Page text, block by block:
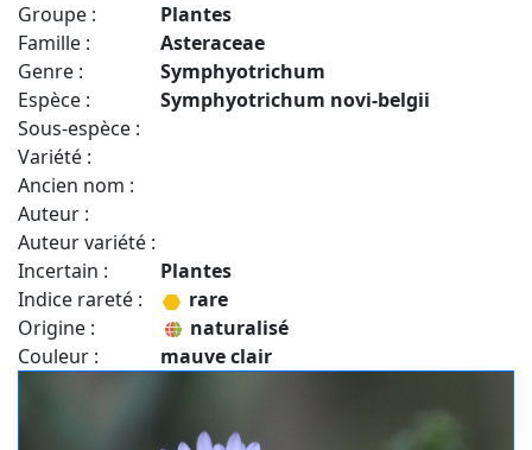
Groupe :
Plantes
Famille :
Asteraceae
Genre :
Symphyotrichum
Espèce :
Symphyotrichum novi-belgii
Sous-espèce :
Variété :
Ancien nom :
Auteur :
Auteur variété :
Incertain :
Plantes
Indice rareté :
rare
Origine :
naturalisé
Couleur :
mauve clair